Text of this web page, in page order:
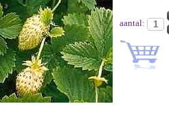
aantal: